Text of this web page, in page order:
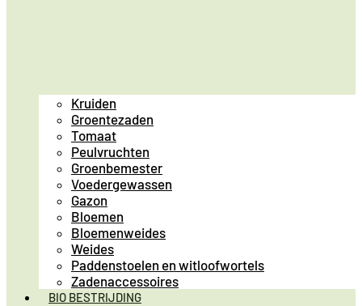
Kruiden
Groentezaden
Tomaat
Peulvruchten
Groenbemester
Voedergewassen
Gazon
Bloemen
Bloemenweides
Weides
Paddenstoelen en witloofwortels
Zadenaccessoires
BIO BESTRIJDING